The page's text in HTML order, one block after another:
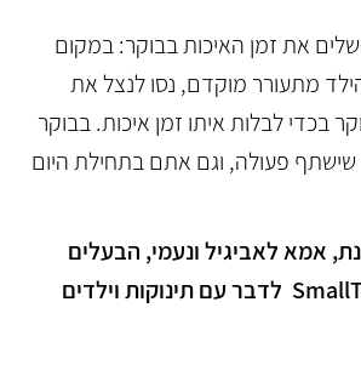
את זמן האיכות בבוקר: במקום
מתעורר מוקדם, נסו לנצל את
בכדי לבלות איתו זמן איכות. בבוקר
שישתף פעולה, וגם אתם בתחילת היום
אמא לאביגיל ונעמי, הבעלים